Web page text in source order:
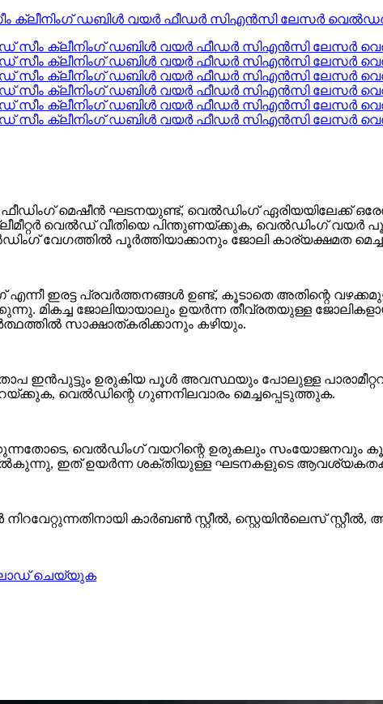
ഫീഡിംഗ് മെഷീൻ ഘടനയുണ്ട്, വെൽഡിംഗ് ഏരിയയിലേക്ക്
വെൽഡ് വീതിയെ പിന്തുണയ്ക്കുക, വെൽഡിംഗ് വയർ
വേഗത്തിൽ പൂർത്തിയാക്കാനും ജോലി കാര്യക്ഷമത
ഇരട്ട പ്രവർത്തനങ്ങൾ ഉണ്ട്, കൂടാതെ അതിന്റെ
മികച്ച ജോലിയായാലും ഉയർന്ന തീവ്രതയുള്ള
സാക്ഷാത്കരിക്കാനും കഴിയും.
ഇൻപുട്ടും ഉരുകിയ പൂൾ അവസ്ഥയും പോലുള്ള
വെൽഡിന്റെ ഗുണനിലവാരം മെച്ചപ്പെടുത്തുക.
വെൽഡിംഗ് വയറിന്റെ ഉരുകലും സംയോജനവും
ഇത് ഉയർന്ന ശക്തിയുള്ള ഘടനകളുടെ ആവശ്യകതകൾ
കാർബൺ സ്റ്റീൽ, സ്റ്റെയിൻലെസ്
ചെയ്യുക